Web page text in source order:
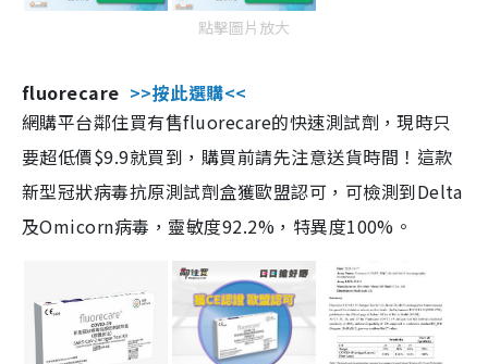
點擊圖片放大
fluorecare >>按此選購<<
網購平台鄰住買有售fluorecare的快速測試劑，現時只
要超低價$9.9就買到，購買前請先注意送貨時間！這款
新型冠狀病毒抗原測試劑盒獲歐盟認可，可檢測到Delta
及Omicorn病毒，靈敏度92.2%，特異度100%。